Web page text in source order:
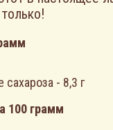
- 8,3 г
100 грамм